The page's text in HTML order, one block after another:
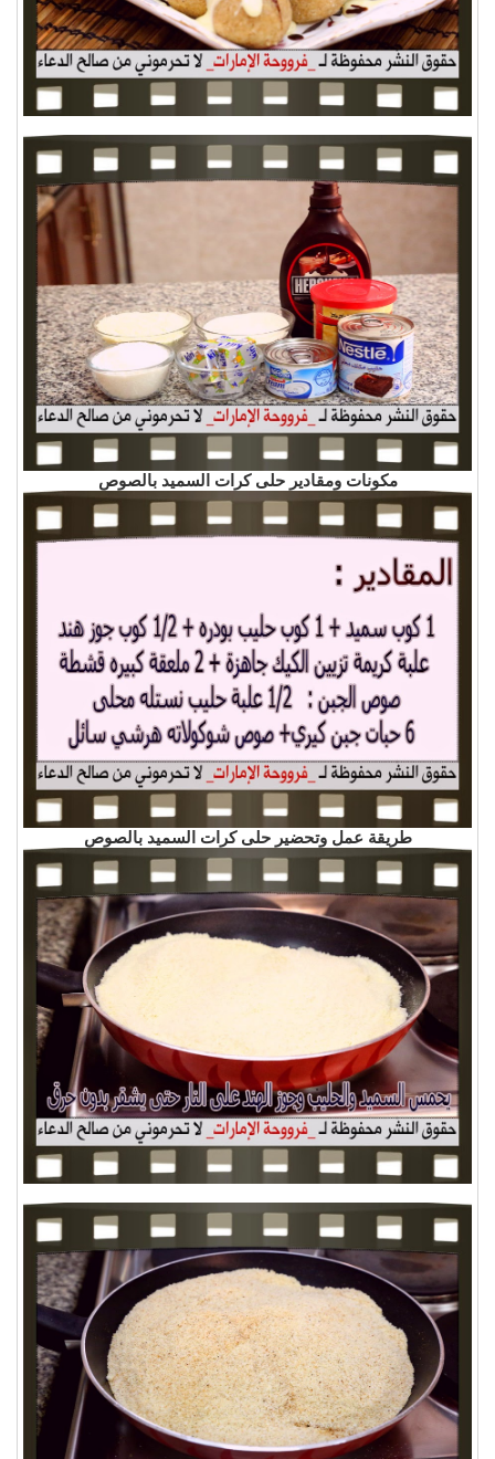
مكونات ومقادير حلى كرات السميد بالصوص
طريقة عمل وتحضير حلى كرات السميد بالصوص